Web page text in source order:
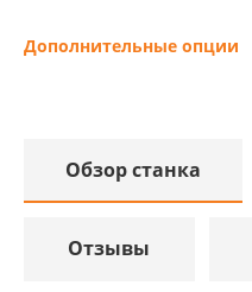
Дополнительные опции
Обзор станка
Отзывы